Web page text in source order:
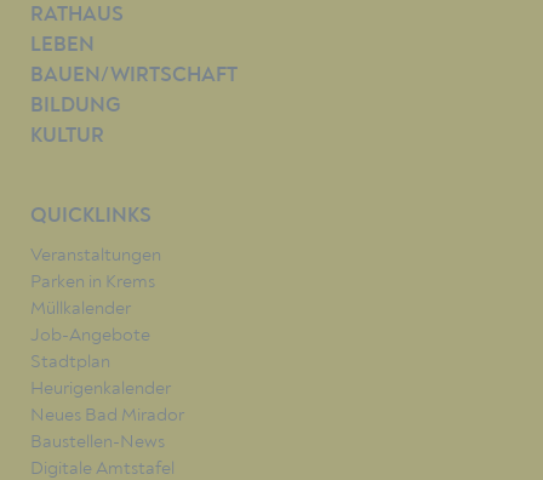
RATHAUS
LEBEN
BAUEN/WIRTSCHAFT
BILDUNG
KULTUR
QUICKLINKS
Veranstaltungen
Parken in Krems
Müllkalender
Job-Angebote
Stadtplan
Heurigenkalender
Neues Bad Mirador
Baustellen-News
Digitale Amtstafel